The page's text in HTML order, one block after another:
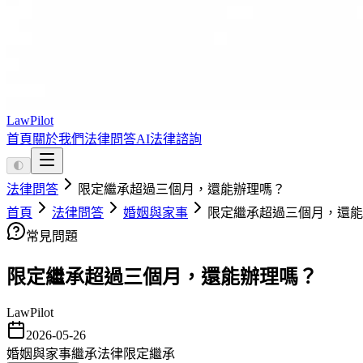
LawPilot
首頁 關於我們法律問答AI法律諮詢
🌓
法律問答
限定繼承超過三個月，還能辦理嗎？
首頁
法律問答 婚姻與家事
限定繼承超過三個月，還
常見問題
限定繼承超過三個月，還能辦理嗎？
LawPilot
2026-05-26
婚姻與家事繼承法律限定繼承